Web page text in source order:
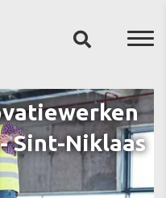
Sint-Niklaas